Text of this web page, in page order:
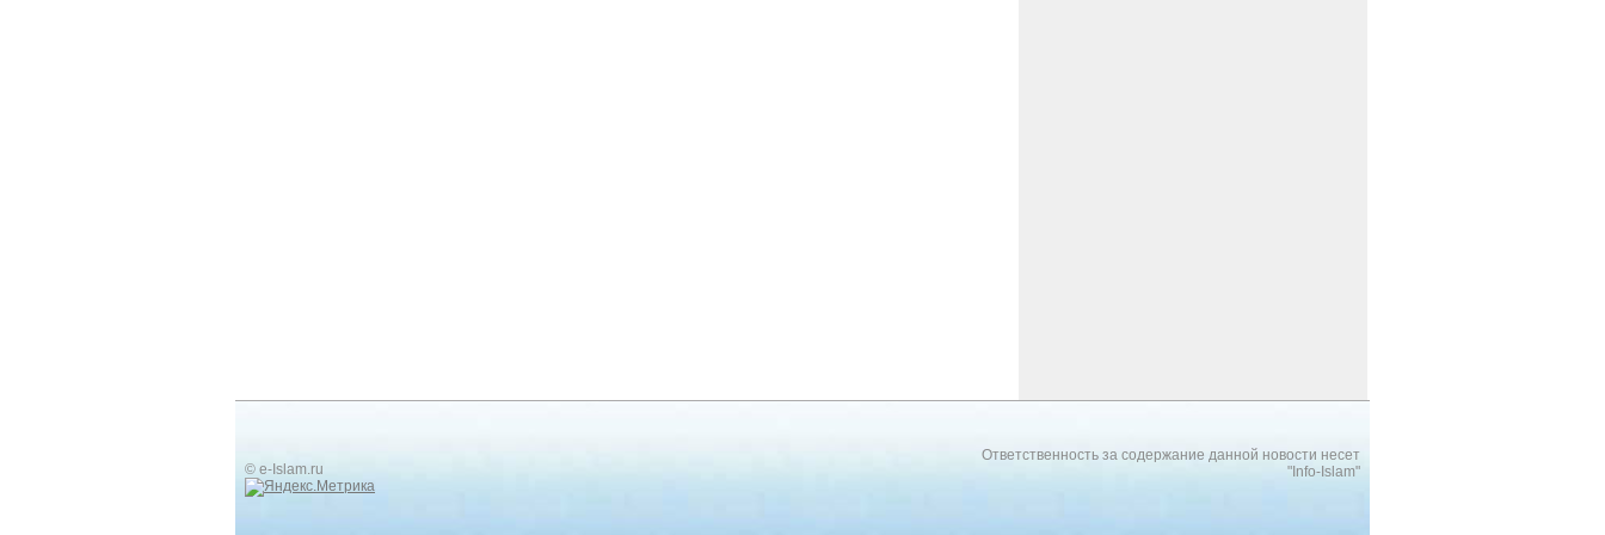
© e-Islam.ru
Ответственность за содержание данной новости несет
"Info-Islam"